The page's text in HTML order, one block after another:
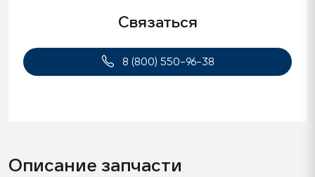
Связаться
8 (800) 550-96-38
Описание запчасти